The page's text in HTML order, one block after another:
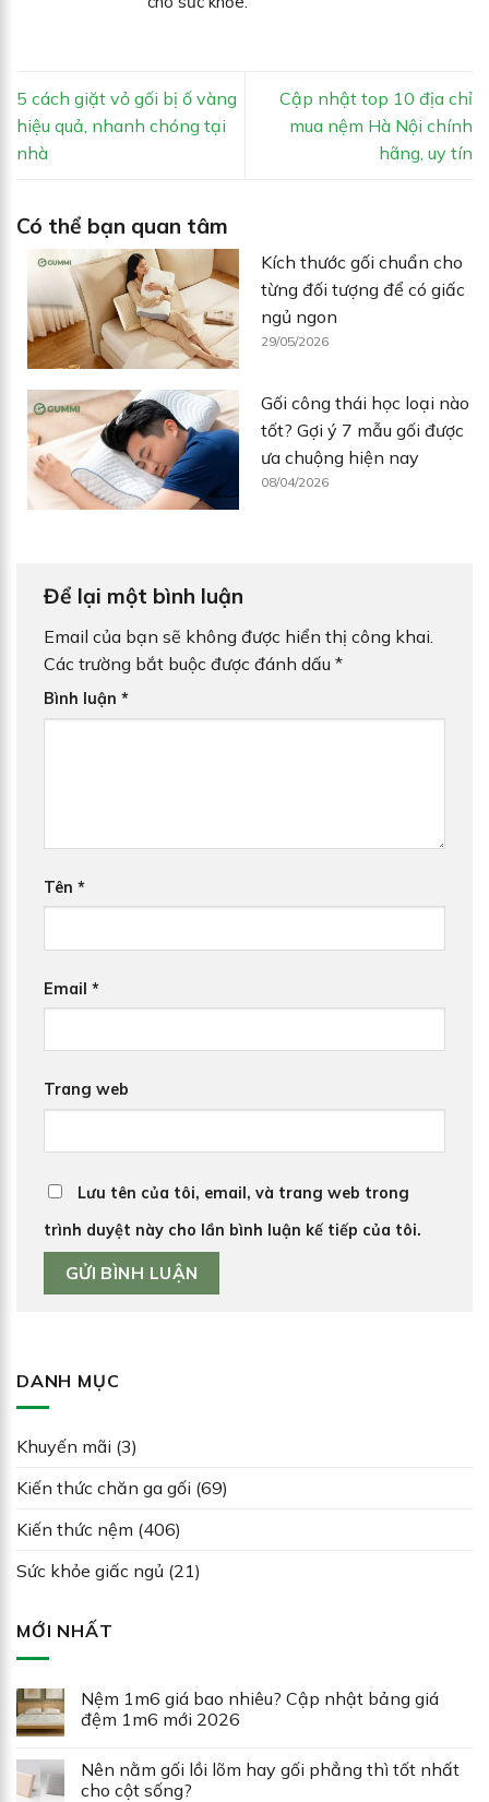
5 cách giặt vỏ gối bị ố vàng
hiệu quả, nhanh chóng tại
nhà
Cập nhật top 10 địa chỉ
mua nệm Hà Nội chính
hãng, uy tín
Có thể bạn quan tâm
Kích thước gối chuẩn cho
từng đối tượng để có giấc
ngủ ngon
29/05/2026
Gối công thái học loại nào
tốt? Gợi ý 7 mẫu gối được
ưa chuộng hiện nay
08/04/2026
Để lại một bình luận
Email của bạn sẽ không được hiển thị công khai.
Các trường bắt buộc được đánh dấu *
Bình luận *
Tên *
Email *
Trang web
Lưu tên của tôi, email, và trang web trong
trình duyệt này cho lần bình luận kế tiếp của tôi.
DANH MỤC
Khuyến mãi (3)
Kiến thức chăn ga gối (69)
Kiến thức nệm (406)
Sức khỏe giấc ngủ (21)
MỚI NHẤT
Nệm 1m6 giá bao nhiêu? Cập nhật bảng giá
đệm 1m6 mới 2026
Nên nằm gối lồi lõm hay gối phẳng thì tốt nhất
cho cột sống?